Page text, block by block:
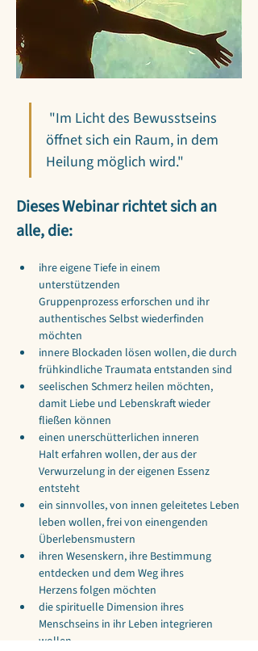
öffnet sich ein Raum, in dem
Heilung möglich wird."
Dieses Webinar richtet sich an
alle, die:
ihre eigene Tiefe in einem
unterstützenden
Gruppenprozess erforschen und ihr
authentisches Selbst wiederfinden
möchten
innere Blockaden lösen wollen, die durch
frühkindliche Traumata entstanden sind
seelischen Schmerz heilen möchten,
damit Liebe und Lebenskraft wieder
fließen können
einen unerschütterlichen inneren
Halt erfahren wollen, der aus der
Verwurzelung in der eigenen Essenz
entsteht
ein sinnvolles, von innen geleitetes Leben
leben wollen, frei von einengenden
Überlebensmustern
ihren Wesenskern, ihre Bestimmung
entdecken und dem Weg ihres
Herzens folgen möchten
die spirituelle Dimension ihres
Menschseins in ihr Leben integrieren
wollen